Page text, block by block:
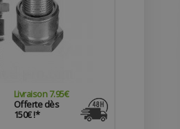
Livraison 7.95€
Offerte dès
150€ !*